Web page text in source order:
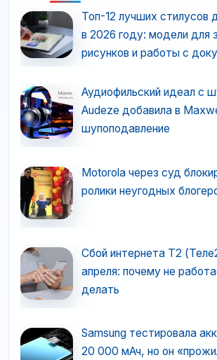
Топ-12 лучших стилусов
в 2026 году: модели для
рисунков и работы с
Аудиофильский идеал с
Audeze добавила в
шупоподавление
Motorola через суд
ролики неугодных
Сбой интернета T2
апреля: почему не
делать
Samsung тестировала
20 000 мАч, но он